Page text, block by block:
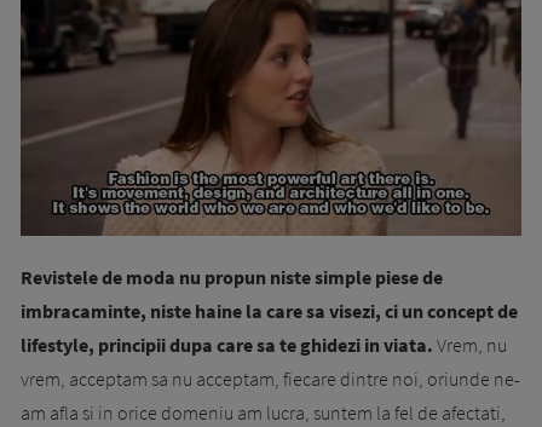
Revistele de moda nu propun niste simple piese de
imbracaminte, niste haine la care sa visezi, ci un concept de
lifestyle, principii dupa care sa te ghidezi in viata. Vrem, nu
vrem, acceptam sa nu acceptam, fiecare dintre noi, oriunde ne-
am afla si in orice domeniu am lucra, suntem la fel de afectati,